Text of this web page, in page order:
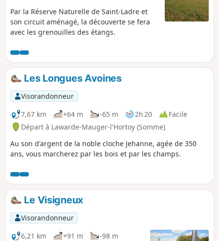
Par la Réserve Naturelle de Saint-Ladre et
son circuit aménagé, la découverte se fera
avec les grenouilles des étangs.
Les Longues Avoines
Visorandonneur
7,67 km
+64 m -65 m 2h 20
Facile
Départ à Lawarde-Mauger-l'Hortoy (Somme)
Au son d'argent de la noble cloche Jehanne, agée de 350
ans, vous marcherez par les bois et par les champs.
Le Visigneux
Visorandonneur
6,21 km
+91 m
-98 m